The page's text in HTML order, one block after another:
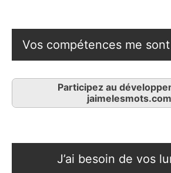
Vos compétences me
Participez au
J’ai besoin de vos